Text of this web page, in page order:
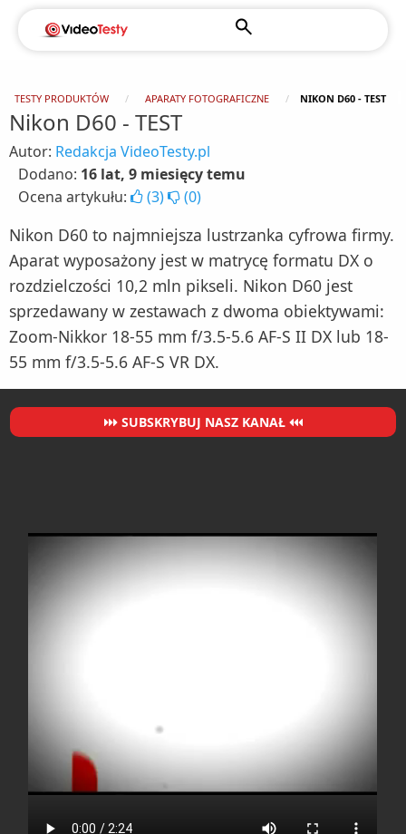
TESTY PRODUKTÓW APARATY FOTOGRAFICZNE NIKON D60 - TEST
Nikon D60 - TEST
Autor: Redakcja VideoTesty.pl
Dodano: 16 lat, 9 miesięcy temu
Ocena artykułu:
(3) (0)
Nikon D60 to najmniejsza lustrzanka cyfrowa firmy.
Aparat wyposażony jest w matrycę formatu DX o
rozdzielczości 10,2 mln pikseli. Nikon D60 jest
sprzedawany w zestawach z dwoma obiektywami:
Zoom-Nikkor 18-55 mm f/3.5-5.6 AF-S II DX lub 18-
55 mm f/3.5-5.6 AF-S VR DX.
SUBSKRYBUJ NASZ KANAŁ